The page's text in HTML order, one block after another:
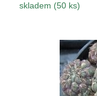
skladem (50 ks)